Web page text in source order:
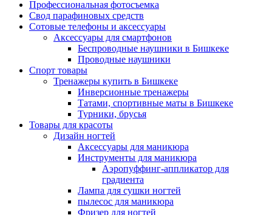
Профессиональная фотосъемка
Свод парафиновых средств
Сотовые телефоны и аксессуары
Аксессуары для смартфонов
Беспроводные наушники в Бишкеке
Проводные наушники
Спорт товары
Тренажеры купить в Бишкеке
Инверсионные тренажеры
Татами, спортивные маты в Бишкеке
Турники, брусья
Товары для красоты
Дизайн ногтей
Аксессуары для маникюра
Инструменты для маникюра
Аэропуффинг-аппликатор для
градиента
Лампа для сушки ногтей
пылесос для маникюра
Фризер для ногтей